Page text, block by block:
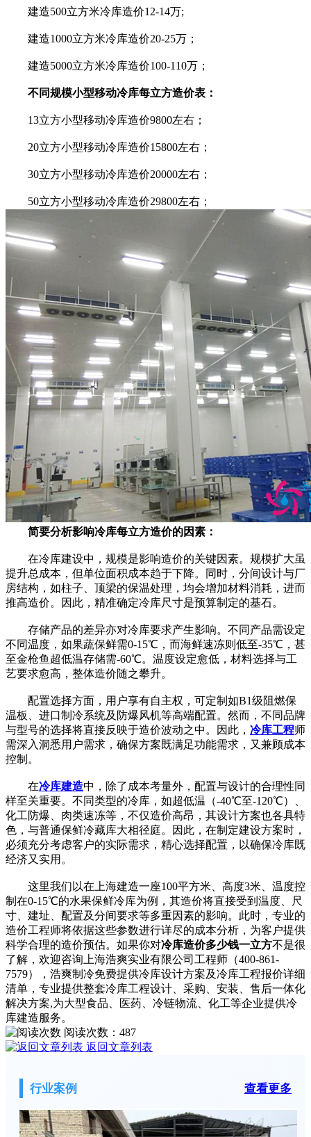
建造500立方米冷库造价12-14万;
建造1000立方米冷库造价20-25万；
建造5000立方米冷库造价100-110万；
不同规模小型移动冷库每立方造价表：
13立方小型移动冷库造价9800左右；
20立方小型移动冷库造价15800左右；
30立方小型移动冷库造价20000左右；
50立方小型移动冷库造价29800左右；
简要分析影响冷库每立方造价的因素：
在冷库建设中，规模是影响造价的关键因素。规模扩大虽
提升总成本，但单位面积成本趋于下降。同时，分间设计与厂
房结构，如柱子、顶梁的保温处理，均会增加材料消耗，进而
推高造价。因此，精准确定冷库尺寸是预算制定的基石。
存储产品的差异亦对冷库要求产生影响。不同产品需设定
不同温度，如果蔬保鲜需0-15℃，而海鲜速冻则低至-35℃，甚
至金枪鱼超低温存储需-60℃。温度设定愈低，材料选择与工
艺要求愈高，整体造价随之攀升。
配置选择方面，用户享有自主权，可定制如B1级阻燃保
温板、进口制冷系统及防爆风机等高端配置。然而，不同品牌
与型号的选择将直接反映于造价波动之中。因此， 冷库工程师
需深入洞悉用户需求，确保方案既满足功能需求，又兼顾成本
控制。
在冷库建造中，除了成本考量外，配置与设计的合理性同
样至关重要。不同类型的冷库，如超低温（-40℃至-120℃）、
化工防爆、肉类速冻等，不仅造价高昂，其设计方案也各具特
色，与普通保鲜冷藏库大相径庭。因此，在制定建设方案时，
必须充分考虑客户的实际需求，精心选择配置，以确保冷库既
经济又实用。
这里我们以在上海建造一座100平方米、高度3米、温度控
制在0-15℃的水果保鲜冷库为例，其造价将直接受到温度、尺
寸、建址、配置及分间要求等多重因素的影响。此时，专业的
造价工程师将依据这些参数进行详尽的成本分析，为客户提供
科学合理的造价预估。如果你对冷库造价多少钱一立方不是很
了解，欢迎咨询上海浩爽实业有限公司工程师（400-861-
7579），浩爽制冷免费提供冷库设计方案及冷库工程报价详细
清单，专业提供整套冷库工程设计、采购、安装、售后一体化
解决方案,为大型食品、医药、冷链物流、化工等企业提供冷
库建造服务。
阅读次数： 487
返回文章列表
行业案例 查看更多